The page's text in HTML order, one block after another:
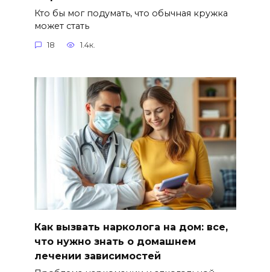
Кто бы мог подумать, что обычная кружка
может стать
18 1.4к.
Как вызвать нарколога на дом: все,
что нужно знать о домашнем
лечении зависимостей